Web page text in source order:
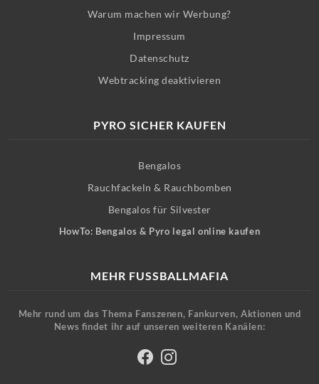
Warum machen wir Werbung?
Impressum
Datenschutz
Webtracking deaktivieren
PYRO SICHER KAUFEN
Bengalos
Rauchfackeln & Rauchbomben
Bengalos für Silvester
HowTo: Bengalos & Pyro legal online kaufen
MEHR FUSSBALLMAFIA
Mehr rund um das Thema Fanszenen, Fankurven, Aktionen und
News findet ihr auf unseren weiteren Kanälen: